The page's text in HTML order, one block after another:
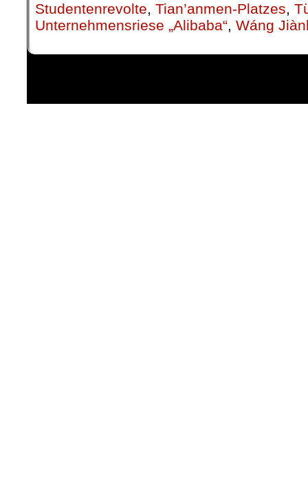
Studentenrevolte, Tian’anmen-Platzes,
Unternehmensriese „Alibaba“, Wáng